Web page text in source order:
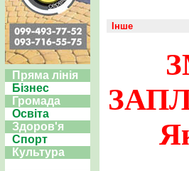
Пряма лінія
Бізнес
Громада
Освіта
Здоров'я
Спорт
Культура
Інше